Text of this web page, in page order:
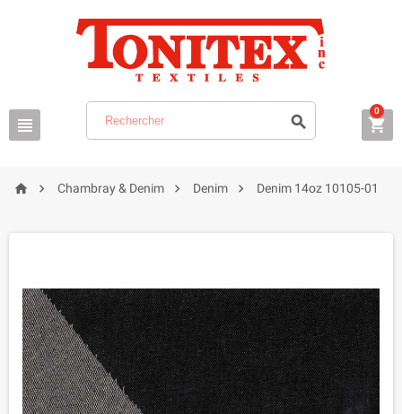
  
0
  Chambray & Denim  Denim  Denim 14oz 10105-01